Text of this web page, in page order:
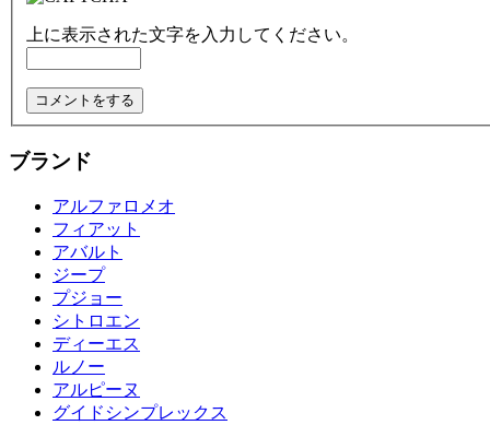
上に表示された文字を入力してください。
ブランド
アルファロメオ
フィアット
アバルト
ジープ
プジョー
シトロエン
ディーエス
ルノー
アルピーヌ
グイドシンプレックス